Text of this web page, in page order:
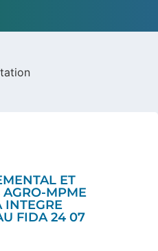
ET
AGRO-MPME
INTEGRE
FIDA 24 07